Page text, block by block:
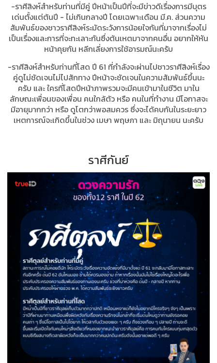
-ราศีสิงห์สำหรับท่านที่มีคู่ ปีหน้าเป็นปีที่จะมีข่าวดีเรื่องการมีบุตร
เด่นตั้งแต่ต้นปี - ไม่เกินกลางปี โดยเฉพาะเดือน มี.ค. ส่วนความ
สัมพันธ์ของชาวราศีสิงห์ระมัดระวังการน้อยใจกันที่มาจากเรื่องไม่
เป็นเรื่องและการที่จะทะเลาะกันซึ่งต้นเหตมาจากคนอื่น อยากให้หัน
หน้าคุยกัน หลีกเลี่ยงการใช้อารมณ์นะครับ
-ราศีสิงห์สำหรับท่านที่โสด ปี 61 ที่กำลังจะผ่านไปชาวราศีสิงห์เรื่อง
คู่ดูไม่ชัดเจนไม่ไปสักทาง ปีหน้าจะชัดเจนในความสัมพันธ์ขึ้นนะ
ครับ และ ใครที่โสดปีหน้าภาพรวมจะมีคนเข้ามาในชีวิต มาใน
ลักษณะเพื่อนของเพื่อน คนใกล้ตัว หรือ คนในที่ทำงาน มีโอกาสจะ
มีอายุมากกว่า หรือ ดูโตกว่าพอสมควร ซึ่งจะได้คบกันในระยะยาว
เหตการณ์จะเกิดขึ้นในช่วง เมษา พฤษภา และ มิถุนายน นะครับ
ราศีกันย์